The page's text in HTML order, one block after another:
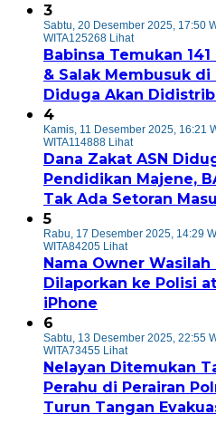
3
Sabtu, 20 Desember 2025, 17:50
WITA125268 Lihat
Babinsa Temukan
& Salak Membusuk di
Diduga Akan
4
Kamis, 11 Desember 2025, 16:21
WITA114888 Lihat
Dana Zakat ASN
Pendidikan Majene,
Tak Ada Setoran
5
Rabu, 17 Desember 2025, 14:29
WITA84205 Lihat
Nama Owner
Dilaporkan ke Polisi
iPhone
6
Sabtu, 13 Desember 2025, 22:55
WITA73455 Lihat
Nelayan Ditemukan
Perahu di Perairan
Turun Tangan